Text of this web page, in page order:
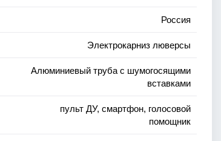
Россия
Электрокарниз люверсы
Алюминиевый труба с шумогосящими
вставками
пульт ДУ, смартфон, голосовой
помощник